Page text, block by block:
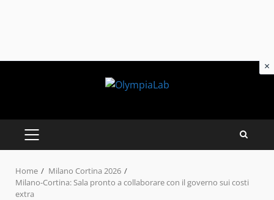
PRIMARY
MENU
Home
Milano Cortina 2026
Milano-Cortina: Sala pronto a collaborare con il governo sui costi
extra
×